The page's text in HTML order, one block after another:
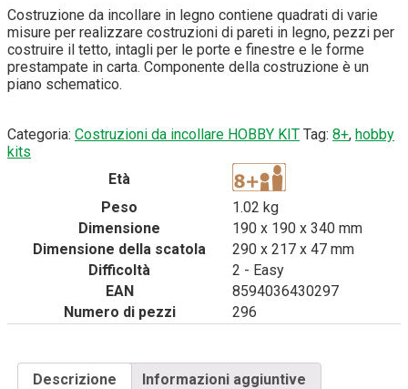
Costruzione da incollare in legno contiene quadrati di varie
misure per realizzare costruzioni di pareti in legno, pezzi per
costruire il tetto, intagli per le porte e finestre e le forme
prestampate in carta. Componente della costruzione è un
piano schematico.
Categoria: Costruzioni da incollare HOBBY KIT Tag: 8+, hobby
kits
Età
Peso
1.02 kg
Dimensione
190 x 190 x 340 mm
Dimensione della scatola
290 x 217 x 47 mm
Difficoltà
2 - Easy
EAN
8594036430297
Numero di pezzi
296
Descrizione Informazioni aggiuntive